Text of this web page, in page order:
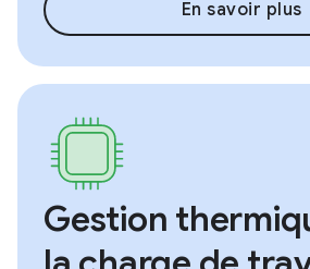
En savoir plus
Gestion